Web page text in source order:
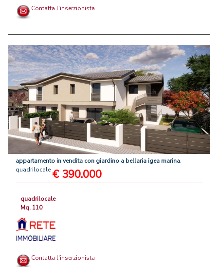
Contatta l'inserzionista
appartamento invendita con giardino a bellaria igea marina:
quadrilocale € 390.000
quadrilocale
Mq. 110
Contatta l'inserzionista